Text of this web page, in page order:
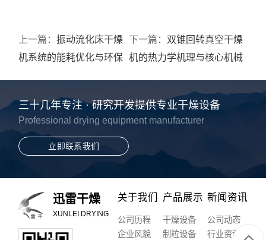
上一篇：振动流化床干燥
机系统的能耗优化与环保
下一篇： 双锥回转真空干燥
机的热力学机理与核心机械
三十几年专注 · 研究开发提供专业干燥设备
Professional drying equipment manufacturer
立即联系我们
迅雷干燥
XUNLEI DRYING
关于我们
公司历程
企业风貌
产品展示
干燥设备
制粒设备
新闻资讯
公司动态
行业资讯